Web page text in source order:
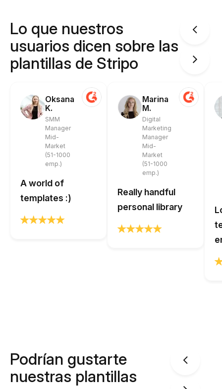
Lo que nuestros
usuarios dicen sobre las
plantillas de Stripo
Oksana
K.
SMM
Manager
Mid-
Market
(51-1000
emp.)
A world of
templates :)
Marina
M.
Digital
Marketing
Manager
Mid-
Market
(51-1000
emp.)
Really handful
personal library
Podrían gustarte
nuestras plantillas